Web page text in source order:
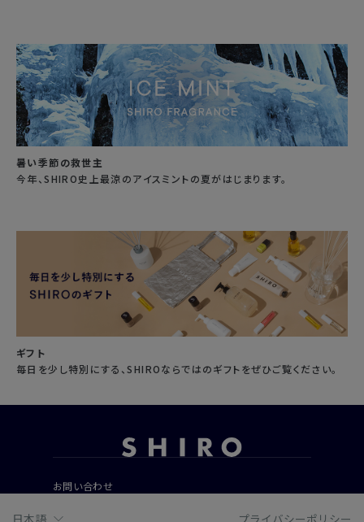
暑い季節の救世主
今年、SHIRO史上最涼のアイスミントの夏がはじまります。
ギフト
毎日を少し特別にする、SHIROならではのギフトをぜひご覧ください。
お問い合わせ
日本語 プライバシーポリシー